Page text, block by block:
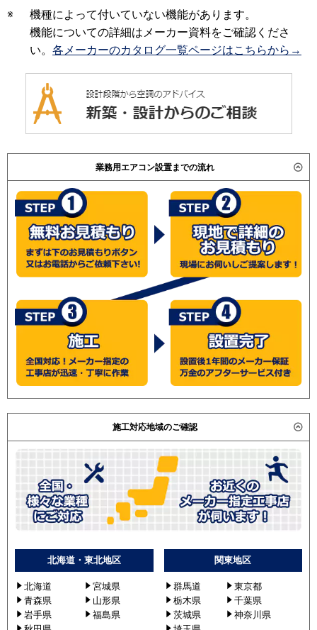
※
機種によって付いていない機能があります。
機能についての詳細はメーカー資料をご確認くださ
い。 各メーカーのカタログ一覧ページはこちらから→
業務用エアコン設置までの流れ
施工対応地域のご確認
北海道・東北地区
北海道
宮城県
青森県
山形県
岩手県
福島県
関東地区
群馬道
東京都
栃木県
千葉県
茨城県
神奈川県